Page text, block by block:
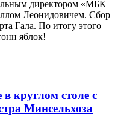
директором «МБК
Леонидовичем. Сбор
Гала. По итогу этого
яблок!
круглом столе с
Минсельхоза